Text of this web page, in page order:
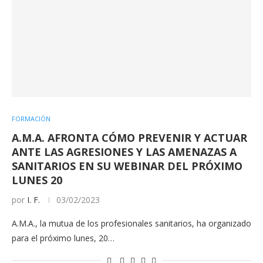
FORMACIÓN
A.M.A. AFRONTA CÓMO PREVENIR Y ACTUAR
ANTE LAS AGRESIONES Y LAS AMENAZAS A
SANITARIOS EN SU WEBINAR DEL PRÓXIMO
LUNES 20
por I. F. 03/02/2023
A.M.A., la mutua de los profesionales sanitarios, ha organizado
para el próximo lunes, 20…